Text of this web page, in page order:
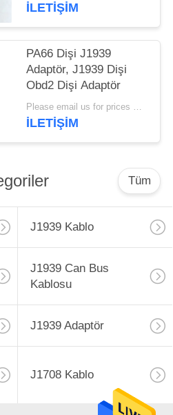
İLETIŞIM
PA66 Dişi J1939
Adaptör, J1939 Dişi
Obd2 Dişi Adaptör
Please email us for prices MOQ:100'lü
İLETIŞIM
Tüm
J1939 Kablo
J1939 Can Bus
Kablosu
J1939 Adaptör
J1708 Kablo